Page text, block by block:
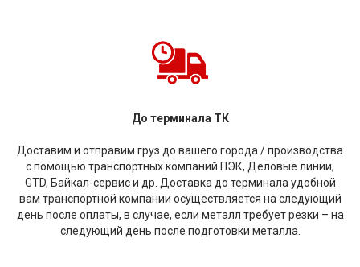
До терминала ТК
Доставим и отправим груз до вашего города / производства
с помощью транспортных компаний ПЭК, Деловые линии,
GTD, Байкал-сервис и др. Доставка до терминала удобной
вам транспортной компании осуществляется на следующий
день после оплаты, в случае, если металл требует резки – на
следующий день после подготовки металла.